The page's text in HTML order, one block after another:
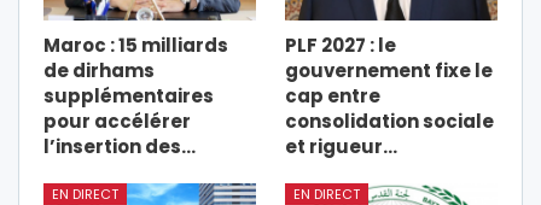
Maroc : 15 milliards
de dirhams
supplémentaires
pour accélérer
l’insertion des…
PLF 2027 : le
gouvernement fixe le
cap entre
consolidation sociale
et rigueur…
EN DIRECT EN DIRECT